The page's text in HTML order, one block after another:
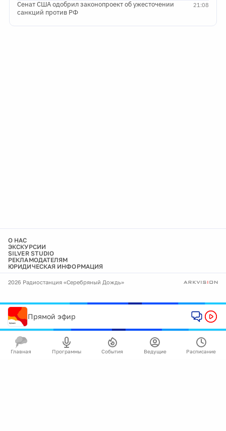
21:08
Сенат США одобрил законопроект об ужесточении
санкций против РФ
О НАС
ЭКСКУРСИИ
SILVER STUDIO
РЕКЛАМОДАТЕЛЯМ
ЮРИДИЧЕСКАЯ ИНФОРМАЦИЯ
2026 Радиостанция «Серебряный Дождь»
Прямой эфир
Главная Программы События Ведущие Расписание